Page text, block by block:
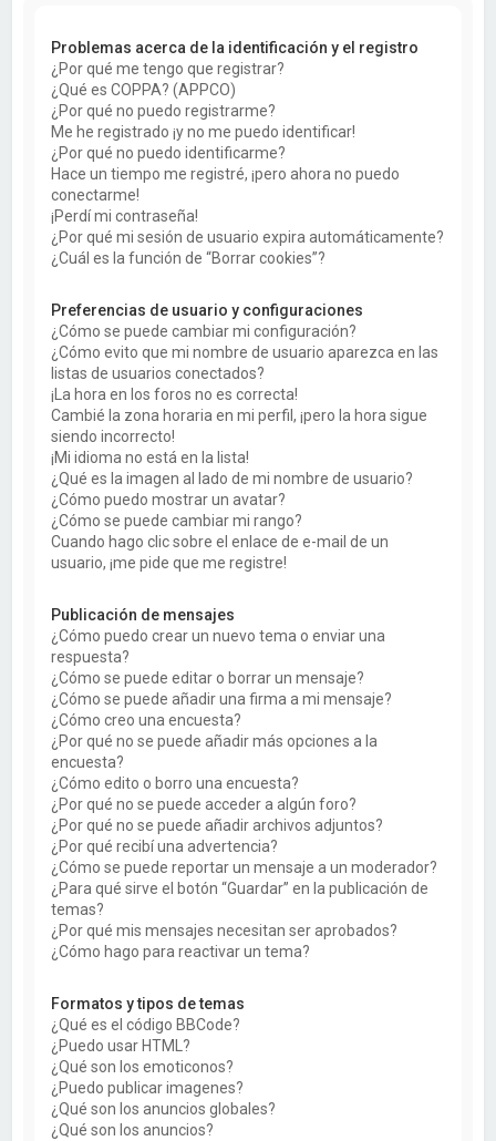
Problemas acerca de la identificación y el registro
¿Por qué me tengo que registrar?
¿Qué es COPPA? (APPCO)
¿Por qué no puedo registrarme?
Me he registrado ¡y no me puedo identificar!
¿Por qué no puedo identificarme?
Hace un tiempo me registré, ¡pero ahora no puedo
conectarme!
¡Perdí mi contraseña!
¿Por qué mi sesión de usuario expira automáticamente?
¿Cuál es la función de “Borrar cookies”?
Preferencias de usuario y configuraciones
¿Cómo se puede cambiar mi configuración?
¿Cómo evito que mi nombre de usuario aparezca en las
listas de usuarios conectados?
¡La hora en los foros no es correcta!
Cambié la zona horaria en mi perfil, ¡pero la hora sigue
siendo incorrecto!
¡Mi idioma no está en la lista!
¿Qué es la imagen al lado de mi nombre de usuario?
¿Cómo puedo mostrar un avatar?
¿Cómo se puede cambiar mi rango?
Cuando hago clic sobre el enlace de e-mail de un
usuario, ¡me pide que me registre!
Publicación de mensajes
¿Cómo puedo crear un nuevo tema o enviar una
respuesta?
¿Cómo se puede editar o borrar un mensaje?
¿Cómo se puede añadir una firma a mi mensaje?
¿Cómo creo una encuesta?
¿Por qué no se puede añadir más opciones a la
encuesta?
¿Cómo edito o borro una encuesta?
¿Por qué no se puede acceder a algún foro?
¿Por qué no se puede añadir archivos adjuntos?
¿Por qué recibí una advertencia?
¿Cómo se puede reportar un mensaje a un moderador?
¿Para qué sirve el botón “Guardar” en la publicación de
temas?
¿Por qué mis mensajes necesitan ser aprobados?
¿Cómo hago para reactivar un tema?
Formatos y tipos de temas
¿Qué es el código BBCode?
¿Puedo usar HTML?
¿Qué son los emoticonos?
¿Puedo publicar imagenes?
¿Qué son los anuncios globales?
¿Qué son los anuncios?